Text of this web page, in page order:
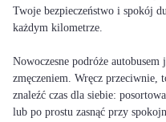
Twoje bezpieczeństwo i spokój
każdym kilometrze.
Nowoczesne podróże autobusem
zmęczeniem. Wręcz przeciwnie,
znaleźć czas dla siebie:
lub po prostu zasnąć przy